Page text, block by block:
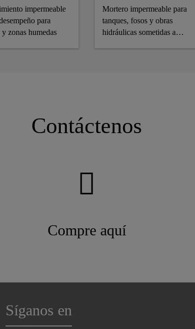
impermeable
para
y zonas humedas
Mortero impermeable para
tanques, fosos y obras
hidráulicas sometidas a
Contáctenos
Compre aquí
Síganos en